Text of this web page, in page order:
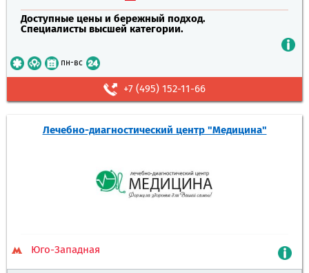
Доступные цены и бережный подход.
Специалисты высшей категории.
пн-вс
+7 (495) 152-11-66
Лечебно-диагностический центр "Медицина"
Юго-Западная